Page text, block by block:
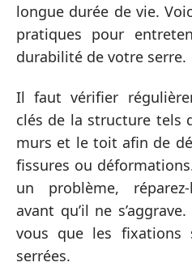
longue durée de vie.
pratiques pour
durabilité de votre serre.
Il faut vérifier
clés de la structure tels
murs et le toit afin de
fissures ou
un problème,
avant qu’il ne
vous que les fixations
serrées.